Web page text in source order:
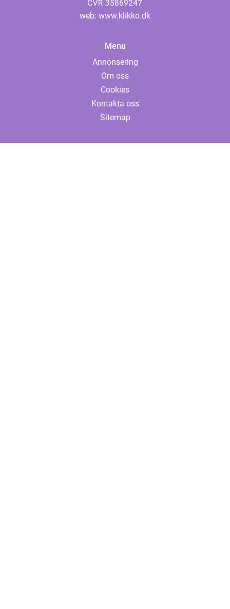
web: www.klikko.dk
Menu
Annonsering
Om oss
Cookies
Kontakta oss
Sitemap